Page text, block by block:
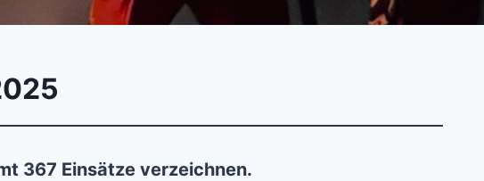
367 Einsätze verzeichnen.